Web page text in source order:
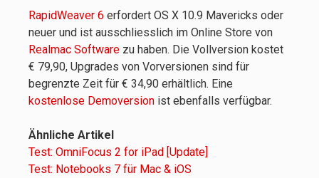
RapidWeaver 6 erfordert OS X 10.9 Mavericks oder
neuer und ist ausschliesslich im Online Store von
Realmac Software zu haben. Die Vollversion kostet
€ 79,90, Upgrades von Vorversionen sind für
begrenzte Zeit für € 34,90 erhältlich. Eine
kostenlose Demoversion ist ebenfalls verfügbar.
Ähnliche Artikel
Test: OmniFocus 2 for iPad [Update]
Test: Notebooks 7 für Mac & iOS